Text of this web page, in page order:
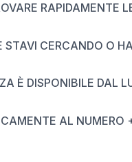
RAPIDAMENTE
CERCANDO O
È DISPONIBILE DAL
AL